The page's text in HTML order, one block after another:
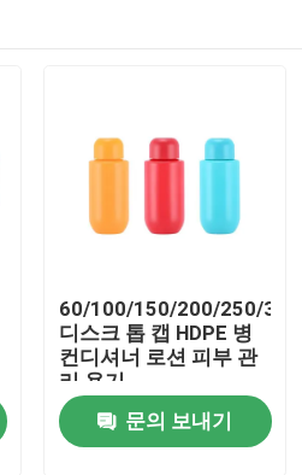
60/100/150/200/250/
디스크 톱 캡 HDPE 병
컨디셔너 로션 피부 관
리 용기
문의 보내기